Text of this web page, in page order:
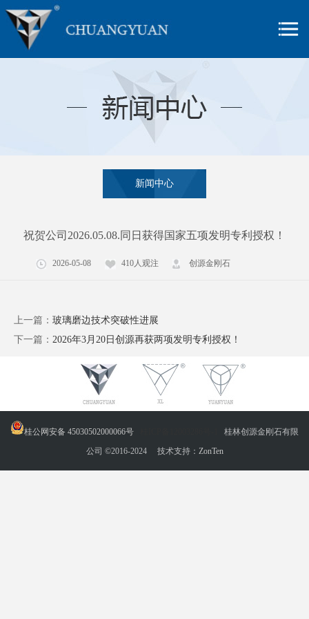
新闻中心
祝贺公司2026.05.08.同日获得国家五项发明专利授权！
2026-05-08 410人观注 创源金刚石
上一篇： 玻璃磨边技术突破性进展
下一篇： 2026年3月20日创源再获两项发明专利授权！
桂公网安备 45030502000066号
桂林创源金刚石有限
公司 ©2016-2024 技术支持： ZonTen